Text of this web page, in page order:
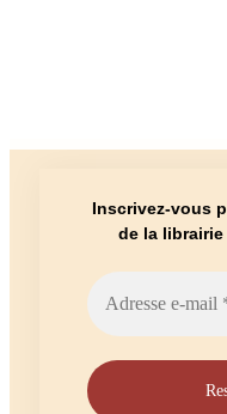
Inscrivez-vous
de la